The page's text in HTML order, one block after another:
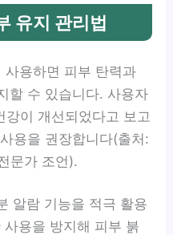
유지 관리법
사용하면 피부 탄력과
할 수 있습니다. 사용자
이 개선되었다고 보고
용을 권장합니다(출처:
문가 조언).
알람 기능을 적극 활용
용을 방지해 피부 붉